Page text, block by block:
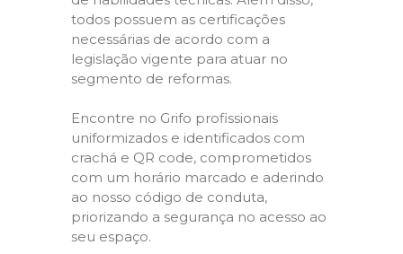
todos possuem as certificações
necessárias de acordo com a
legislação vigente para atuar no
segmento de reformas.
Encontre no Grifo profissionais
uniformizados e identificados com
crachá e QR code, comprometidos
com um horário marcado e aderindo
ao nosso código de conduta,
priorizando a segurança no acesso ao
seu espaço.